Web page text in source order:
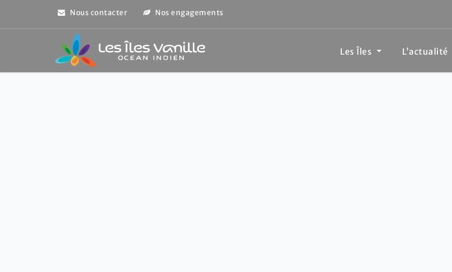
Nous contacter Nos engagements
Les Îles L’actualité